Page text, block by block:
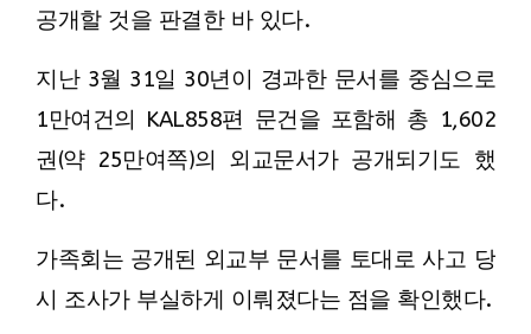
공개할 것을 판결한 바 있다.
지난 3월 31일 30년이 경과한 문서를 중심으로
1만여건의 KAL858편 문건을 포함해 총 1,602
권(약 25만여쪽)의 외교문서가 공개되기도 했
다.
가족회는 공개된 외교부 문서를 토대로 사고 당
시 조사가 부실하게 이뤄졌다는 점을 확인했다.